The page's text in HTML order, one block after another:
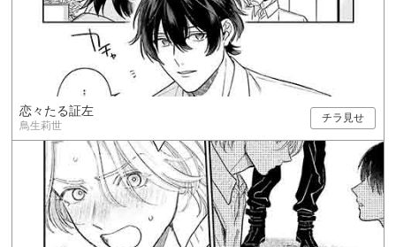
恋々たる証左
鳥生莉世
チラ見せ